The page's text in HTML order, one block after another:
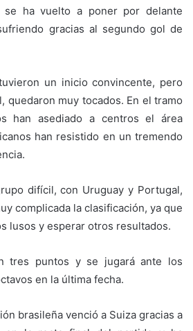
se ha vuelto a poner por delante
gracias al segundo gol de
un inicio convincente, pero
quedaron muy tocados. En el tramo
han asediado a centros el área
han resistido en un tremendo
difícil, con Uruguay y Portugal,
complicada la clasificación, ya que
lusos y esperar otros resultados.
tres puntos y se jugará ante los
en la última fecha.
brasileña venció a Suiza gracias a